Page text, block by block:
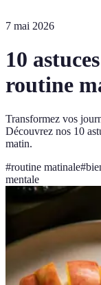
7 mai 2026
10
routine
Transformez vos
Découvrez nos 10
matin.
#routine matinale#
mentale